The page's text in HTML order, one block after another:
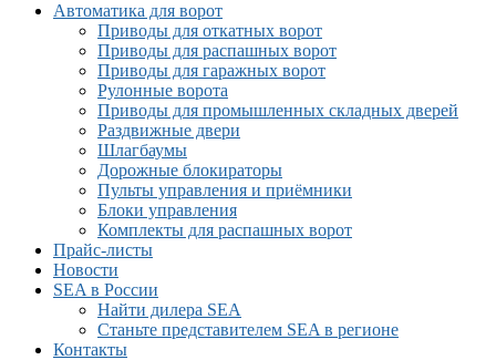
Автоматика для ворот
Приводы для откатных ворот
Приводы для распашных ворот
Приводы для гаражных ворот
Рулонные ворота
Приводы для промышленных складных дверей
Раздвижные двери
Шлагбаумы
Дорожные блокираторы
Пульты управления и приёмники
Блоки управления
Комплекты для распашных ворот
Прайс-листы
Новости
SEA в России
Найти дилера SEA
Станьте представителем SEA в регионе
Контакты